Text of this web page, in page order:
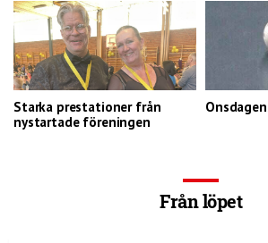
Starka prestationer från
nystartade föreningen
Från löpet